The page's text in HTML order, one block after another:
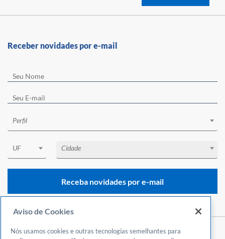
Receber novidades por e-mail
Perfil
UF Cidade
Receba novidades por e-mail
Aviso de Cookies
Nós usamos cookies e outras tecnologias semelhantes para